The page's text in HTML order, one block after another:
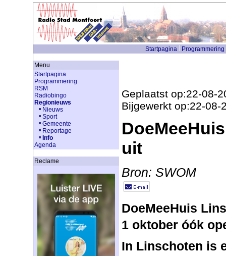
Startpagina Programmering
Menu
Startpagina
Programmering
RSM
Radiobingo
Regionieuws
Nieuws
Sport
Gemeente
Reportage
Info
Agenda
Reclame
Geplaatst op:22-08-
Bijgewerkt op:22-08-
uit
Bron: SWOM
DoeMeeHuis
1 oktober óók
In Linschoten is